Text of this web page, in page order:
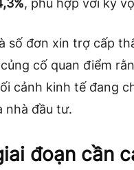
, phù hợp với kỳ
số đơn xin trợ cấp
cố quan điểm
cảnh kinh tế đang
nhà đầu tư.
đoạn cần